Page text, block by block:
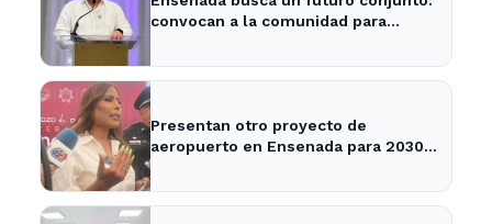
convocan a la comunidad para
Presentan otro proyecto de
aeropuerto en Ensenada para 2030 -